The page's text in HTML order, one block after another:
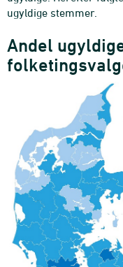
ugyldige stemmer.
Andel